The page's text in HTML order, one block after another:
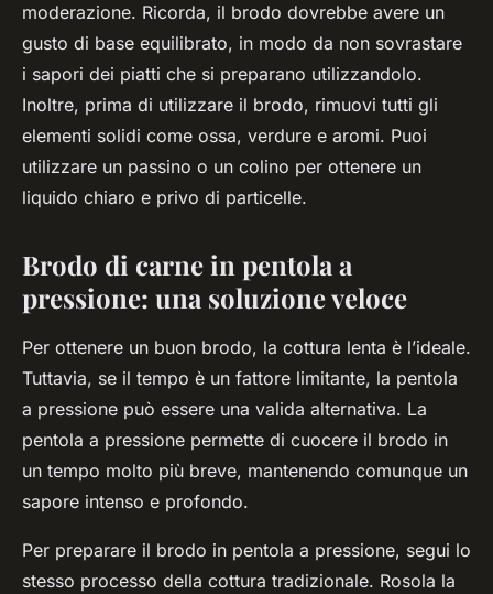
moderazione. Ricorda, il brodo dovrebbe avere un
gusto di base equilibrato, in modo da non sovrastare
i sapori dei piatti che si preparano utilizzandolo.
Inoltre, prima di utilizzare il brodo, rimuovi tutti gli
elementi solidi come ossa, verdure e aromi. Puoi
utilizzare un passino o un colino per ottenere un
liquido chiaro e privo di particelle.
Brodo di carne in pentola a
pressione: una soluzione veloce
Per ottenere un buon brodo, la cottura lenta è l’ideale.
Tuttavia, se il tempo è un fattore limitante, la pentola
a pressione può essere una valida alternativa. La
pentola a pressione permette di cuocere il brodo in
un tempo molto più breve, mantenendo comunque un
sapore intenso e profondo.
Per preparare il brodo in pentola a pressione, segui lo
stesso processo della cottura tradizionale. Rosola la